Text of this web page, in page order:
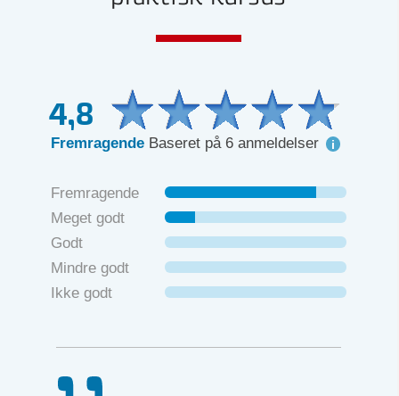
4,8
Fremragende Baseret på 6 anmeldelser
Fremragende
Meget godt
Godt
Mindre godt
Ikke godt